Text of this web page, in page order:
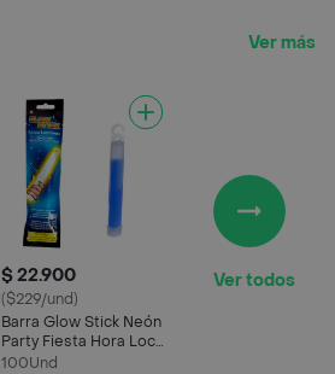
Ver más
$ 22.900
($229/und)
Barra Glow Stick Neón
Party Fiesta Hora Loca
X 6 Unidades
100Und
Ver todos